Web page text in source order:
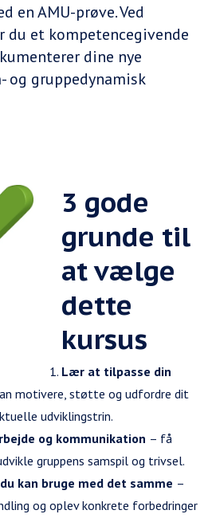
en AMU-prøve. Ved
du et kompetencegivende
dine nye
gruppedynamisk
3 gode
grunde til
at vælge
dette
kursus
Lær at tilpasse din
motivere, støtte og udfordre dit
udviklingstrin.
og kommunikation – få
gruppens samspil og trivsel.
kan bruge med det samme –
og oplev konkrete forbedringer